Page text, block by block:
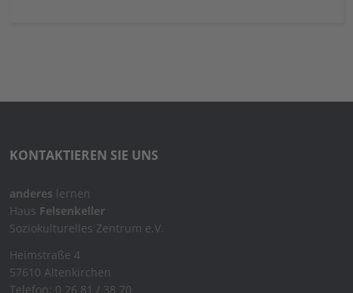
KONTAKTIEREN SIE UNS
anderes lernen
Haus Felsenkeller
Soziokulturelles Zentrum e.V.
Heimstraße 4
57610 Altenkirchen
Telefon: 0 26 81 / 38 70